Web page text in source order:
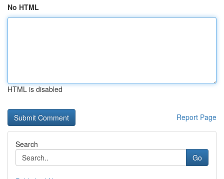
No HTML
HTML is disabled
Report Page
Search
Go